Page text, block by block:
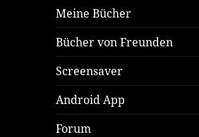
Meine Bücher
Bücher von Freunden
Screensaver
Android App
Forum